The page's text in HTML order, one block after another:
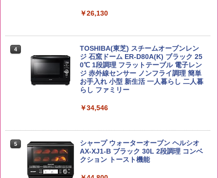
￥3,274
【在庫処分価格】ももたろう印 無洗米 5
容量 4リットル
￥4,345
白州 Story of the Distillery 2026 化粧箱
￥20,000
らに塩分控えめ 78g×12個
￥3,248
し 塩らーめん 108g×10袋 保存食 備蓄
￥2,323
￥26,130
4
TOSHIBA(東芝) スチームオーブンレン
ジ 石窯ドーム ER-D80A(K) ブラック 25
0℃ 1段調理 フラットテーブル 電子レン
ジ 赤外線センサー ノンフライ調理 簡単
お手入れ 小型 新生活 一人暮らし 二人暮
らし ファミリー
￥34,546
5
シャープ ウォーターオーブン ヘルシオ
AX-XJ1-B ブラック 30L 2段調理 コンベ
クション トースト機能